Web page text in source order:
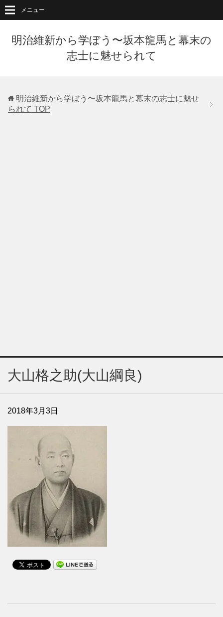
明治維新から学ぼう〜坂本龍馬と幕末の
志士に魅せられて
メニュー
明治維新から学ぼう〜坂本龍馬と幕末の志士に魅せ
られて TOP
大山格之助(大山綱良)
2018年3月3日